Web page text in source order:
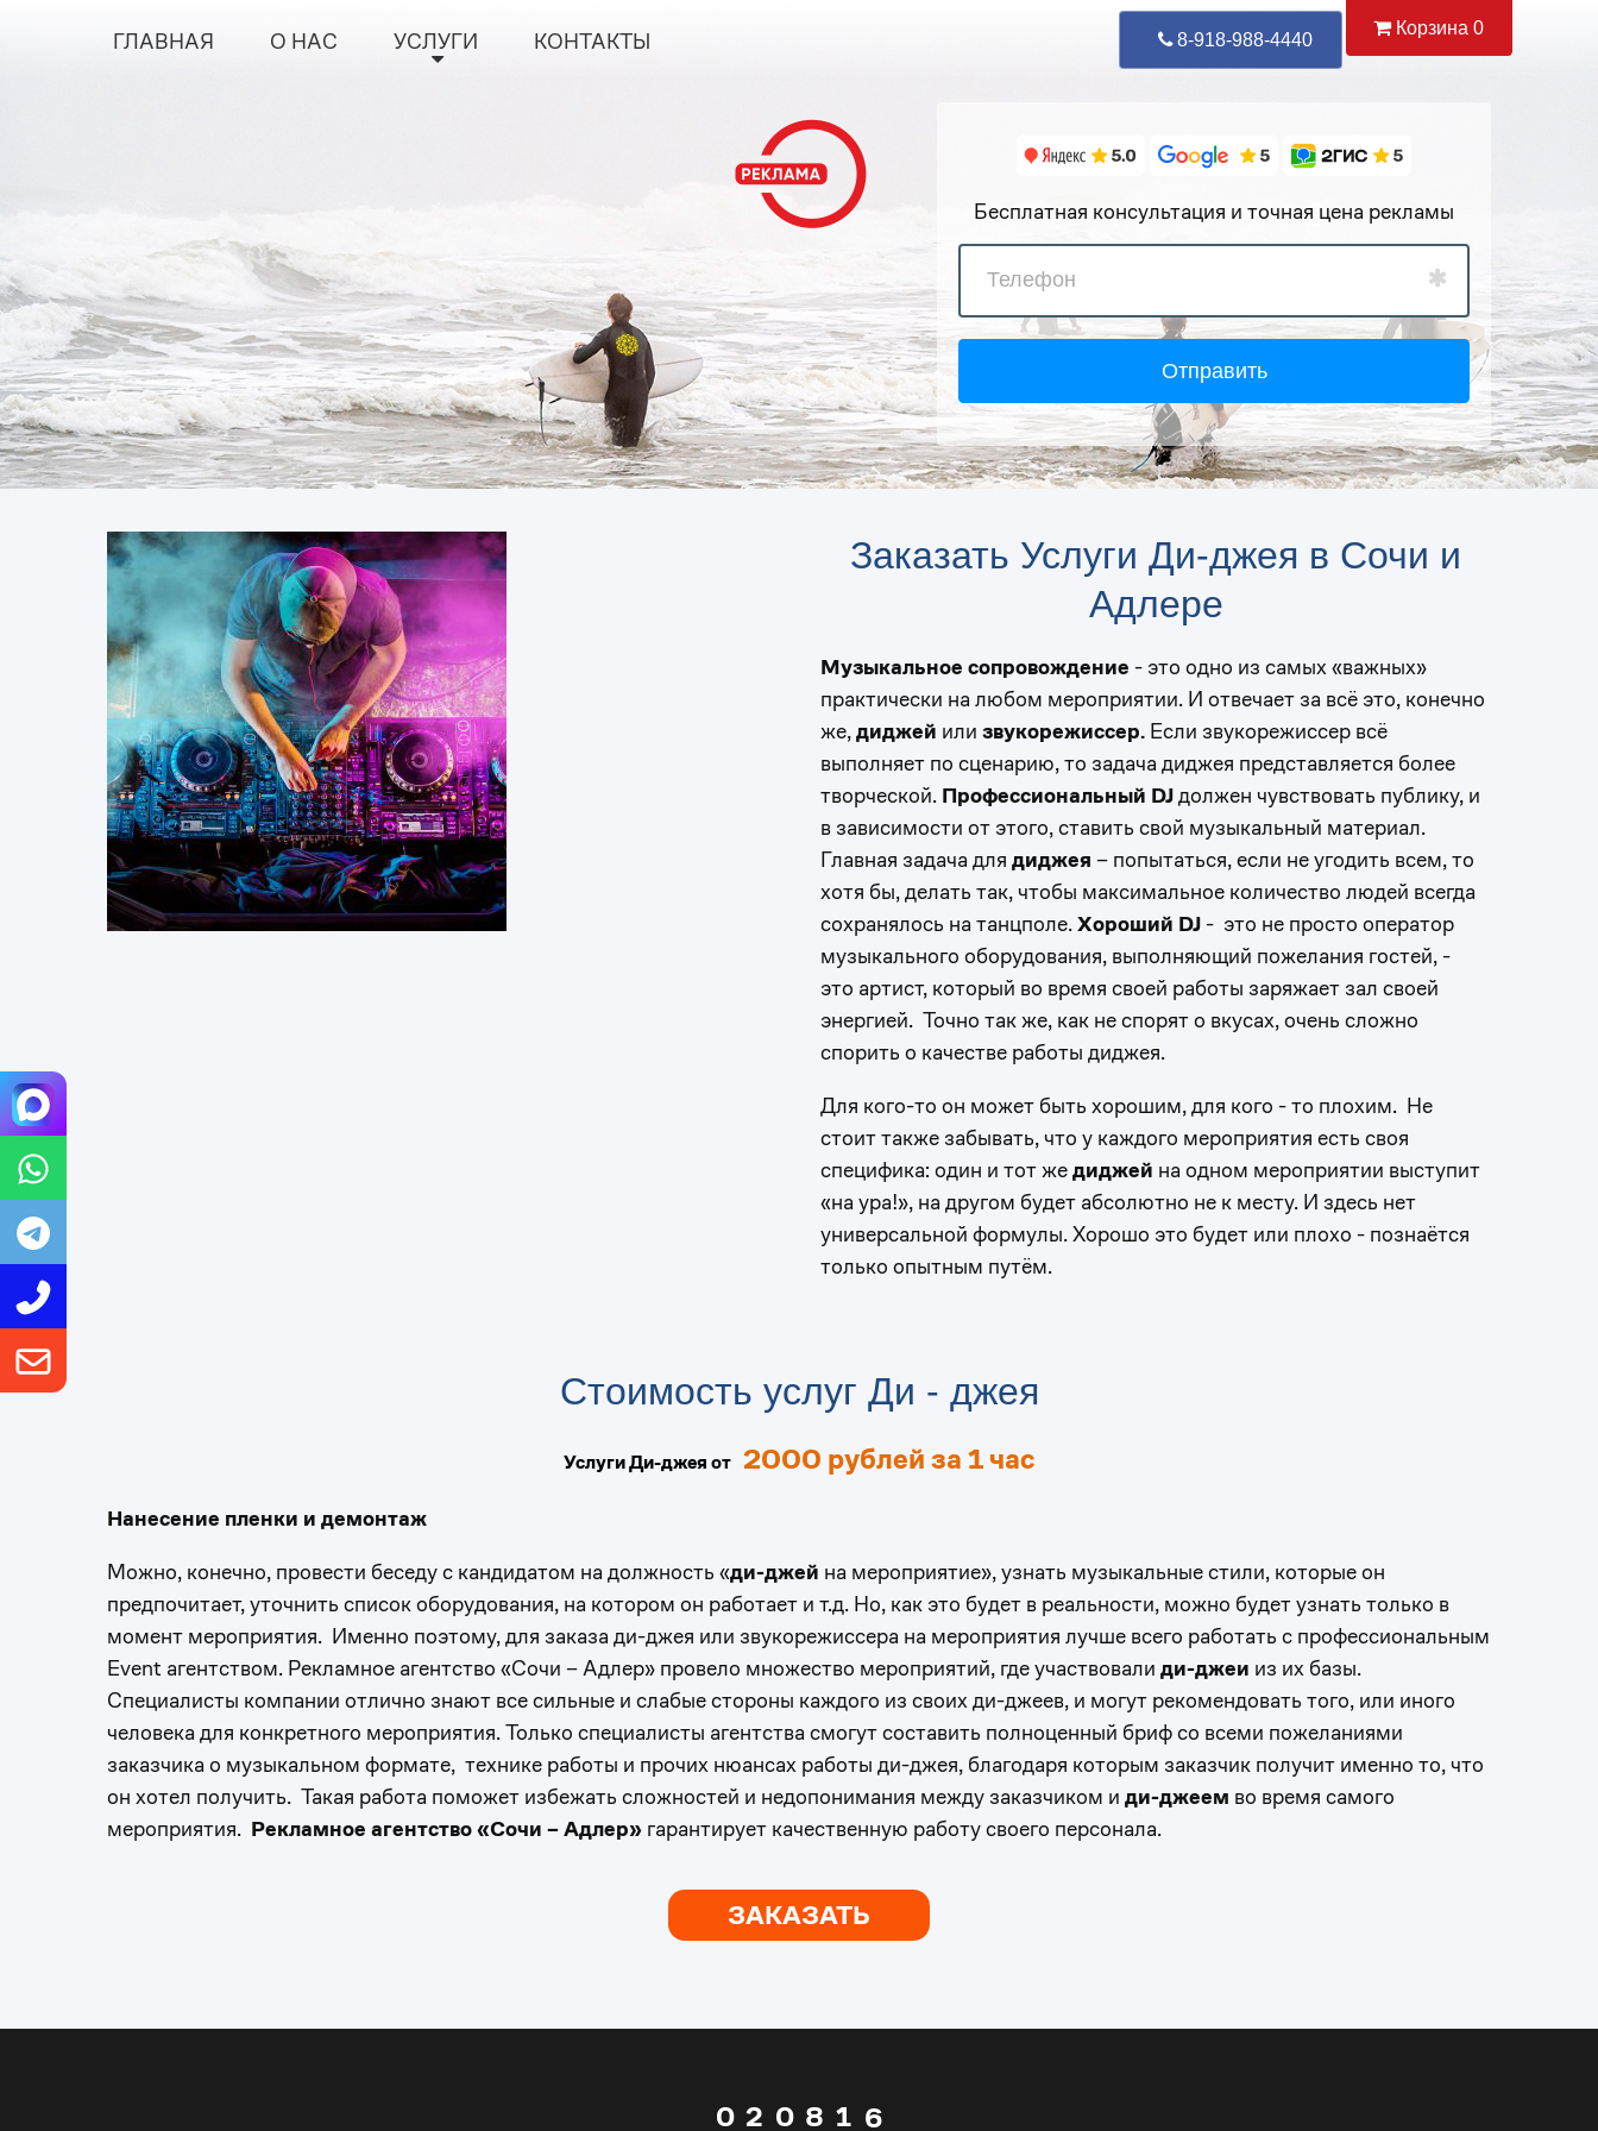
Корзина 0
8-918-988-4440 Уже Позвонили
ГЛАВНАЯ О НАС УСЛУГИ КОНТАКТЫ
Бесплатная консультация и точная цена рекламы
Отправить
Заказать Услуги Ди-джея в Сочи и
Адлере
Музыкальное сопровождение - это одно из самых «важных»
практически на любом мероприятии. И отвечает за всё это, конечно
же,диджей или звукорежиссер. Если звукорежиссер всё
выполняет по сценарию, то задача диджея представляется более
творческой. Профессиональный DJдолжен чувствовать публику, и
в зависимости от этого, ставить свой музыкальный материал.
Главная задача для диджея – попытаться, если не угодить всем, то
хотя бы, делать так, чтобы максимальное количество людей всегда
сохранялось на танцполе.Хороший DJ - это не просто оператор
музыкального оборудования, выполняющий пожелания гостей, -
это артист, который во время своей работы заряжает зал своей
энергией. Точно так же, как не спорят о вкусах, очень сложно
спорить о качестве работы диджея.
Для кого-то он может быть хорошим, для кого - то плохим. Не
стоит также забывать, что у каждого мероприятия есть своя
специфика: один и тот жедиджей на одном мероприятии выступит
«на ура!», на другом будет абсолютно не к месту. И здесь нет
универсальной формулы. Хорошо это будет или плохо - познаётся
только опытным путём.
Стоимость услуг Ди - джея
Услуги Ди-джеяот 2000 рублей за 1 час
Нанесение пленки и демонтаж
Можно, конечно, провести беседу с кандидатом на должность «ди-джей на мероприятие», узнать музыкальные стили, которые он
предпочитает, уточнить список оборудования, на котором он работает и т.д. Но, как это будет в реальности, можно будет узнать только в
момент мероприятия. Именно поэтому, для заказа ди-джея или звукорежиссера на мероприятия лучше всего работать с профессиональным
Event агентством. Рекламное агентство «Сочи – Адлер» провело множество мероприятий, где участвовали ди-джеи из их базы.
Специалисты компании отлично знают все сильные и слабые стороны каждого из своих ди-джеев, и могут рекомендовать того, или иного
человека для конкретного мероприятия. Только специалисты агентства смогут составить полноценный бриф со всеми пожеланиями
заказчика о музыкальном формате, технике работы и прочих нюансах работы ди-джея, благодаря которым заказчик получит именно то, что
он хотел получить. Такая работа поможет избежать сложностей и недопонимания между заказчиком и ди-джеем во время самого
мероприятия. Рекламное агентство «Сочи – Адлер» гарантирует качественную работу своего персонала.
ЗАКАЗАТЬ
0 2 0
1
2
3
4
5
8 1
0
1
2
4